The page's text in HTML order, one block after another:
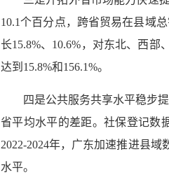
10.1个百分点，跨省贸易在县域
长15.8%、10.6%，对东北、西
达到15.8%和156.1%。
四是公共服务共享水平稳步
省平均水平的差距。社保登记数
2022-2024年，广东加速推进县
水平。